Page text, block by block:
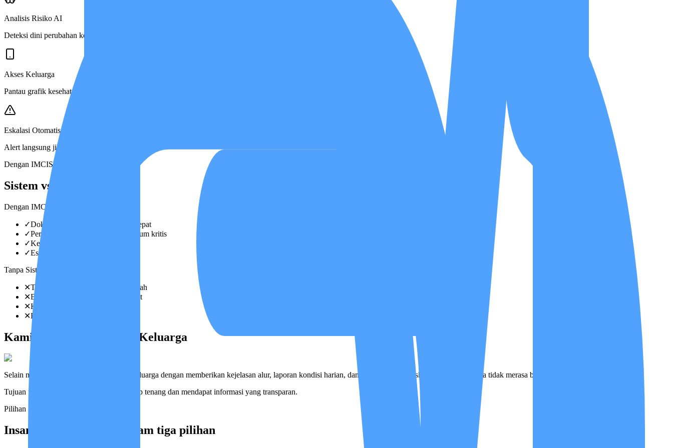
Analisis Risiko AI
Deteksi dini perubahan kondisi klinis.
Akses Keluarga
Pantau grafik kesehatan dari mana saja.
Eskalasi Otomatis
Alert langsung jika kondisi berubah.
Dengan IMCIS™
Sistem vs Tanpa Sistem
Dengan IMCIS™
✓Dokter & perawat berkoordinasi cepat
✓Perubahan kondisi terdeteksi sebelum kritis
✓Keluarga selalu terinformasi
✓Eskalasi cepat saat darurat
Tanpa Sistem
✕Tidak ada yang tahu kondisi berubah
✕Baru ketahuan saat sudah terlambat
✕Keluarga sulit memantau
✕Respons lambat saat darurat
Kami Juga Mendampingi Keluarga
Selain merawat pasien, kami merangkul keluarga dengan memberikan kejelasan alur, laporan kondisi harian, dan menjadi teman diskusi medis agar Anda tidak merasa berjuang sendirian.
Tujuan utamanya adalah agar keluarga tetap tenang dan mendapat informasi yang transparan.
Pilihan Layanan
Insan Medika tersedia dalam tiga pilihan